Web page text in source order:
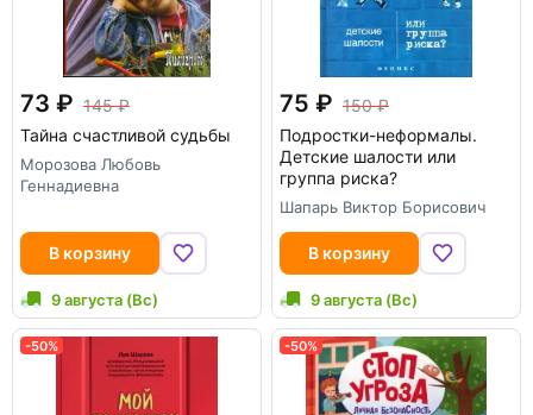
73
145
Тайна счастливой судьбы
Морозова Любовь
Геннадиевна
В корзину
9 августа (Вс)
75
150
Подростки-неформалы.
Детские шалости или
группа риска?
Шапарь Виктор Борисович
В корзину
9 августа (Вс)
-50% -50%